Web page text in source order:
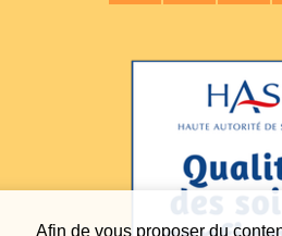
Afin de vous proposer du